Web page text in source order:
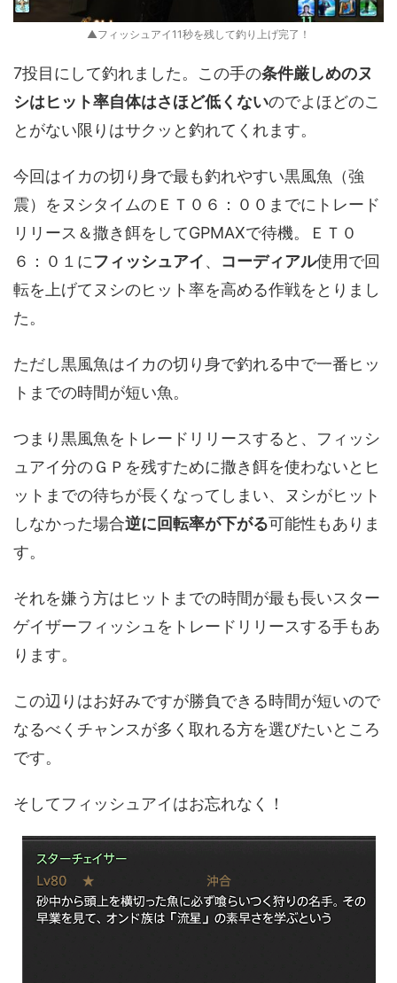
▲フィッシュアイ11秒を残して釣り上げ完了！
7投目にして釣れました。この手の条件厳しめのヌ
シはヒット率自体はさほど低くないのでよほどのこ
とがない限りはサクッと釣れてくれます。
今回はイカの切り身で最も釣れやすい黒風魚（強
震）をヌシタイムのＥＴ０６：００までにトレード
リリース＆撒き餌をしてGPMAXで待機。ＥＴ０
６：０１にフィッシュアイ、 コーディアル使用で回
転を上げてヌシのヒット率を高める作戦をとりまし
た。
ただし黒風魚はイカの切り身で釣れる中で一番ヒッ
トまでの時間が短い魚。
つまり黒風魚をトレードリリースすると、フィッシ
ュアイ分のＧＰを残すために撒き餌を使わないとヒ
ットまでの待ちが長くなってしまい、ヌシがヒット
しなかった場合逆に回転率が下がる可能性もありま
す。
それを嫌う方はヒットまでの時間が最も長いスター
ゲイザーフィッシュをトレードリリースする手もあ
ります。
この辺りはお好みですが勝負できる時間が短いので
なるべくチャンスが多く取れる方を選びたいところ
です。
そしてフィッシュアイはお忘れなく！